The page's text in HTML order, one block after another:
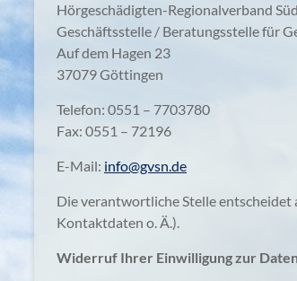
Hörgeschädigten-Regionalverband
Geschäftsstelle / Beratungsstelle für
Auf dem Hagen 23
37079 Göttingen
Telefon: 0551 – 7703780
Fax: 0551 – 72196
E-Mail: info@gvsn.de
Die verantwortliche Stelle entscheidet
Kontaktdaten o. Ä.).
Widerruf Ihrer Einwilligung zur